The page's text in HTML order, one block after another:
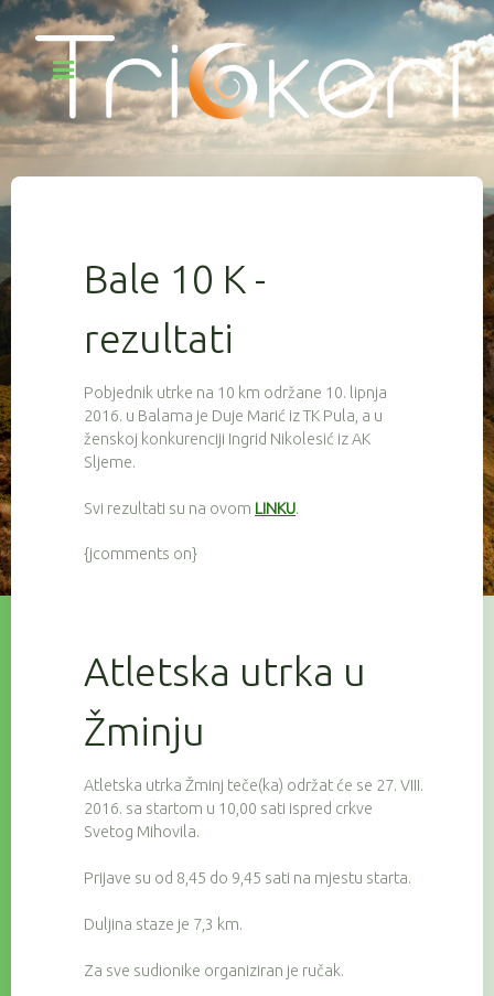
Bale 10 K -
rezultati
Pobjednik utrke na 10 km održane 10. lipnja
2016. u Balama je Duje Marić iz TK Pula, a u
ženskoj konkurenciji Ingrid Nikolesić iz AK
Sljeme.
Svi rezultati su na ovom LINKU.
{jcomments on}
Atletska utrka u
Žminju
Atletska utrka Žminj teče(ka) održat će se 27. VIII.
2016. sa startom u 10,00 sati ispred crkve
Svetog Mihovila.
Prijave su od 8,45 do 9,45 sati na mjestu starta.
Duljina staze je 7,3 km.
Za sve sudionike organiziran je ručak.